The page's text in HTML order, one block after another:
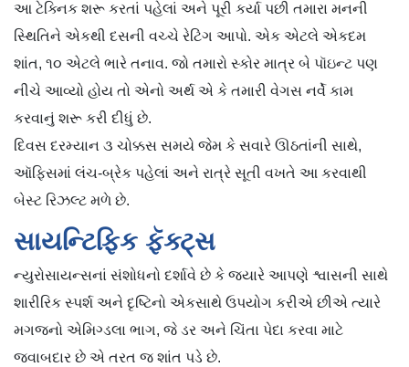
આ ટેક્નિક શરૂ કરતાં પહેલાં અને પૂરી કર્યા પછી તમારા મનની
સ્થિતિને એકથી દસની વચ્ચે રેટિંગ આપો. એક એટલે એકદમ
શાંત, ૧૦ એટલે ભારે તનાવ. જો તમારો સ્કોર માત્ર બે પૉઇન્ટ પણ
નીચે આવ્યો હોય તો એનો અર્થ એ કે તમારી વેગસ નર્વે કામ
કરવાનું શરૂ કરી દીધું છે.
દિવસ દરમ્યાન ૩ ચોક્કસ સમયે જેમ કે સવારે ઊઠતાંની સાથે,
ઑફિસમાં લંચ-બ્રેક પહેલાં અને રાત્રે સૂતી વખતે આ કરવાથી
બેસ્ટ રિઝલ્ટ મળે છે.
સાયન્ટિફિક ફૅક્ટ્સ
ન્યુરોસાયન્સનાં સંશોધનો દર્શાવે છે કે જ્યારે આપણે શ્વાસની સાથે
શારીરિક સ્પર્શ અને દૃષ્ટિનો એકસાથે ઉપયોગ કરીએ છીએ ત્યારે
મગજનો એમિગ્ડલા ભાગ, જે ડર અને ચિંતા પેદા કરવા માટે
જવાબદાર છે એ તરત જ શાંત પડે છે.